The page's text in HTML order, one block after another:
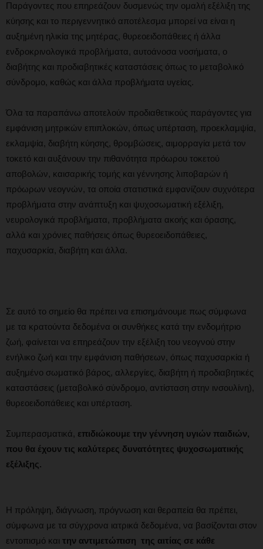
Παράγοντες που επηρεάζουν δυσμενώς την ομαλή εξέλιξη της
κύησης και το περιγεννητικό αποτέλεσμα μπορεί να είναι η
αυξημένη ηλικία της μητέρας, θυρεοειδοπάθειες ή άλλα
ενδροκρινολογικά προβλήματα, αυτοάνοσα νοσήματα, ο
διαβήτης και προδιαβητικές καταστάσεις όπως το μεταβολικό
σύνδρομο, καθώς και άλλα προβλήματα υγείας.
Όλα τα παραπάνω αποτελούν προδιαθετικούς παράγοντες για
εμφάνιση μητρικών επιπλοκών, όπως υπέρταση, προεκλαμψία,
εκλαμψία, διαβήτη κύησης, θρομβώσεις, αιμορραγία μετά τον
τοκετό και αυξάνουν την πιθανότητα πρόωρου τοκετού
αποβολών, καισαρικής τομής και γέννησης λιποβαρών ή
πρόωρων νεογνών, τα οποία στατιστικά εμφανίζουν συχνότερα
προβλήματα στην ανάπτυξη και ψυχοσωματική εξέλιξη,
νευρολογικά προβλήματα, προβλήματα ακοής και όρασης,
αλλά και χρόνιες παθήσεις όπως θυρεοειδοπάθειες,
παχυσαρκία, διαβήτη και άλλα.
Σε αυτό το σημείο θα πρέπει να επισημάνουμε πως σύμφωνα
με τα κρατούντα δεδομένα οι συνθήκες κατά την ενδομήτριο
ζωή, φαίνεται να επηρεάζουν την εξέλιξη του νεογνού στην
ενήλικο ζωή και την εμφάνιση παθήσεων, όπως παχυσαρκία ή
αυξημένο σωματικό βάρος, αλλεργίες, διαβήτη ή προδιαβητικές
καταστάσεις (μεταβολικό σύνδρομο, αντίσταση στην ινσουλίνη),
θυρεοειδοπάθειες και υπέρταση.
Συμπερασματικά, επιδιώκουμε την γέννηση υγιών παιδιών,
που θα έχουν τις καλύτερες δυνατότητες ψυχοσωματικής
εξέλιξης.
Η πρόληψη, διάγνωση, πρόγνωση και θεραπεία θα πρέπει,
σύμφωνα με τα σύγχρονα ιατρικά δεδομένα, να βασίζονται στον
εντοπισμό και την αντιμετώπιση της αιτίας σε κάθε